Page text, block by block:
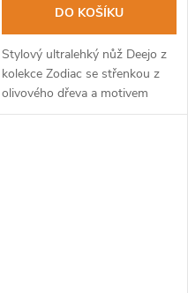
DO KOŠÍKU
Stylový ultralehký nůž Deejo z
kolekce Zodiac se střenkou z
olivového dřeva a motivem
znamení býka.